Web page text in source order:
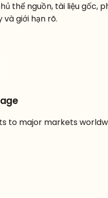
thể nguồn, tài liệu gốc,
giới hạn rõ.
to major markets